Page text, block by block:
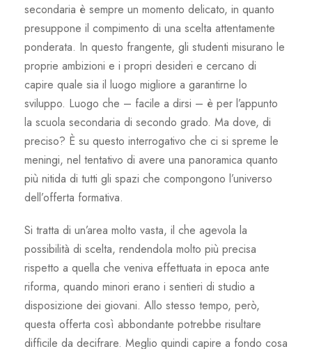
secondaria è sempre un momento delicato, in quanto
presuppone il compimento di una scelta attentamente
ponderata. In questo frangente, gli studenti misurano le
proprie ambizioni e i propri desideri e cercano di
capire quale sia il luogo migliore a garantirne lo
sviluppo. Luogo che – facile a dirsi – è per l’appunto
la scuola secondaria di secondo grado. Ma dove, di
preciso? È su questo interrogativo che ci si spreme le
meningi, nel tentativo di avere una panoramica quanto
più nitida di tutti gli spazi che compongono l’universo
dell’offerta formativa.
Si tratta di un’area molto vasta, il che agevola la
possibilità di scelta, rendendola molto più precisa
rispetto a quella che veniva effettuata in epoca ante
riforma, quando minori erano i sentieri di studio a
disposizione dei giovani. Allo stesso tempo, però,
questa offerta così abbondante potrebbe risultare
difficile da decifrare. Meglio quindi capire a fondo cosa